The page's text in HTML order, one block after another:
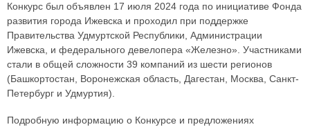
Конкурс был объявлен 17 июля 2024 года по инициативе Фонда
развития города Ижевска и проходил при поддержке
Правительства Удмуртской Республики, Администрации
Ижевска, и федерального девелопера «Железно». Участниками
стали в общей сложности 39 компаний из шести регионов
(Башкортостан, Воронежская область, Дагестан, Москва, Санкт-
Петербург и Удмуртия).
Подробную информацию о Конкурсе и предложениях